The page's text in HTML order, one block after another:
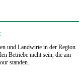
und Landwirte in der Region
Betriebe nicht sein, die am
standen.